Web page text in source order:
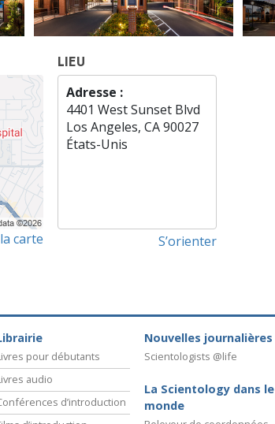
carte
LIEU
Adresse :
4401 West Sunset Blvd
Los Angeles, CA 90027
États-Unis
S’orienter
pour débutants
audio
d’introduction
Nouvelles journalières
Scientologists @life
La Scientology dans le
monde